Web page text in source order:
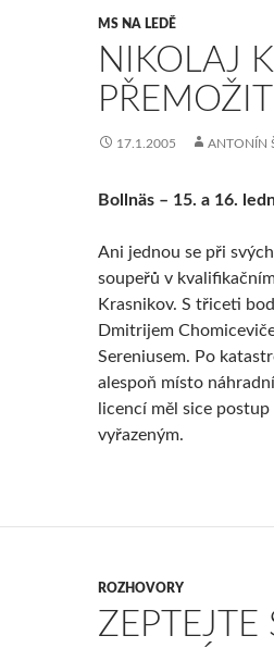
MS NA LEDĚ
NIKOLAJ
17.1.2005 ANTONÍN
Bollnäs – 15. a 16.
Ani jednou se při
soupeřů v
Krasnikov. S třiceti
Dmitrijem
Sereniusem. Po
alespoň místo
licencí měl sice
vyřazeným.
ROZHOVORY
ZEPTEJTE